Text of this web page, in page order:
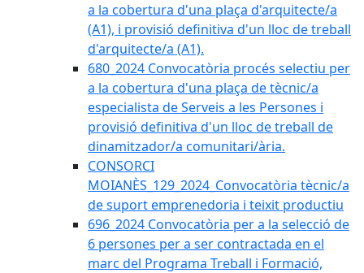
a la cobertura d'una plaça d'arquitecte/a
(A1), i provisió definitiva d'un lloc de treball
d'arquitecte/a (A1).
680_2024 Convocatòria procés selectiu per
a la cobertura d'una plaça de tècnic/a
especialista de Serveis a les Persones i
provisió definitiva d'un lloc de treball de
dinamitzador/a comunitari/ària.
CONSORCI
MOIANÈS_129_2024_Convocatòria tècnic/a
de suport emprenedoria i teixit productiu
696_2024 Convocatòria per a la selecció de
6 persones per a ser contractada en el
marc del Programa Treball i Formació,